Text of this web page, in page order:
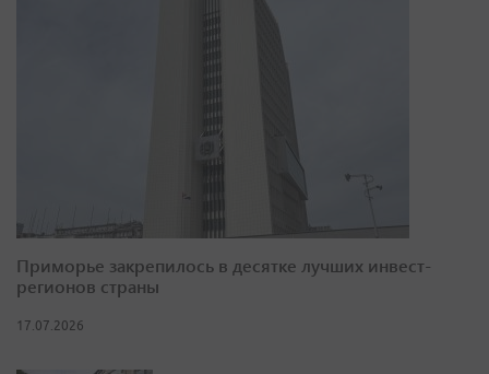
Приморье закрепилось в десятке лучших инвест-
регионов страны
17.07.2026